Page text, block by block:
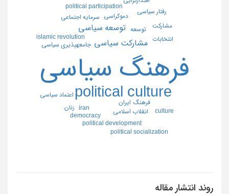
فرهنگ سياسي
political culture
مشاركت سياسي
توسعه سياسي
ايران فرهنگ
توسعه
انقلاب اسلامي
دموكراسي
جامعهپذيري سياسي
political development
political participation
iran
سرمايه اجتماعي
islamic revolution انتخابات
مشاركت
democracy
رفتار سياسي
اعتماد سياسي
زنان
culture
political socialization
روند انتشار مقاله